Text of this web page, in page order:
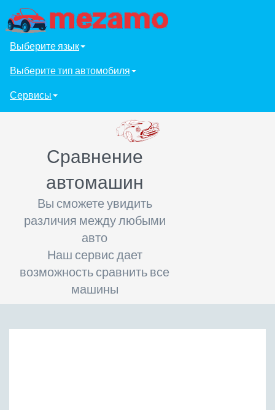
Выберите язык
Выберите тип автомобиля
Сервисы
Сравнение
автомашин
Вы сможете увидить
различия между любыми
авто
Наш сервис дает
возможность сравнить все
машины